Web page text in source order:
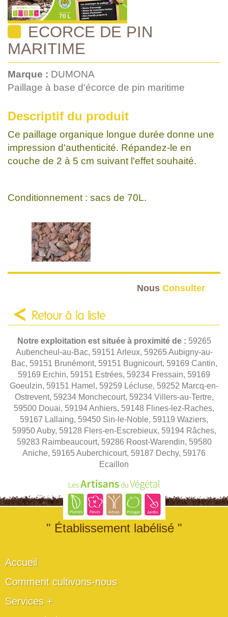
ECORCE DE PIN
MARITIME
Marque : DUMONA
Paillage à base d'écorce de pin maritime
Descriptif du produit
Ce paillage organique longue durée donne une
impression d'authenticité. Répandez-le en
couche de 2 à 5 cm suivant l'effet souhaité.
Conditionnement : sacs de 70L.
Nous Consulter
Retour à la liste
Notre exploitation est située à proximité de : 59265
Aubencheul-au-Bac, 59151 Arleux, 59265 Aubigny-au-
Bac, 59151 Brunémont, 59151 Bugnicourt, 59169 Cantin,
59169 Erchin, 59151 Estrées, 59234 Fressain, 59169
Goeulzin, 59151 Hamel, 59259 Lécluse, 59252 Marcq-en-
Ostrevent, 59234 Monchecourt, 59234 Villers-au-Tertre,
59500 Douai, 59194 Anhiers, 59148 Flines-lez-Raches,
59167 Lallaing, 59450 Sin-le-Noble, 59119 Waziers,
59950 Auby, 59128 Flers-en-Escrebieux, 59194 Râches,
59283 Raimbeaucourt, 59286 Roost-Warendin, 59580
Aniche, 59165 Auberchicourt, 59187 Dechy, 59176
Ecaillon
" Établissement labélisé "
Accueil
Comment cultivons-nous
Services +